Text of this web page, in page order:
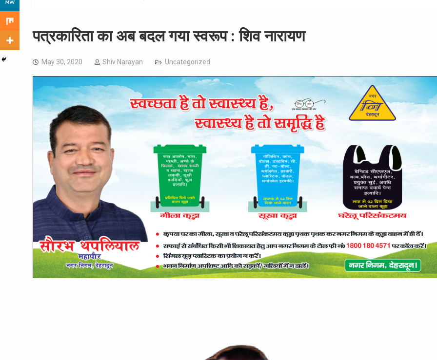
पत्रकारिता का अब बदल गया स्वरूप : शिव नारायण
May 30, 2020 Shiv Narayan Uncategorized